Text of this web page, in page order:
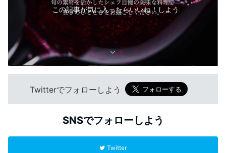
この記事が気に入ったらいいね！しよう
Twitterでフォローしよう
SNSでフォローしよう
Twitter